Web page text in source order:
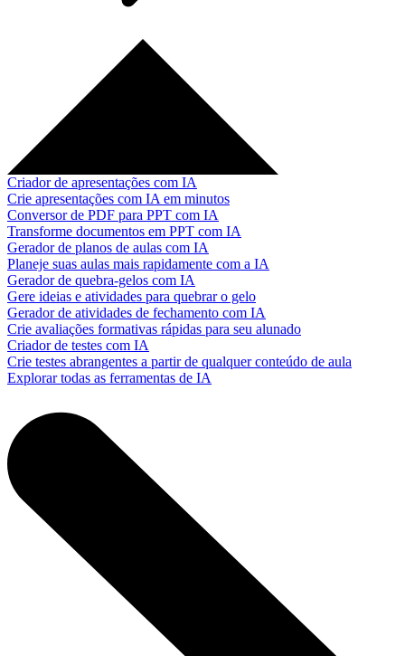
Criador de apresentações com IA
Crie apresentações com IA em minutos
Conversor de PDF para PPT com IA
Transforme documentos em PPT com IA
Gerador de planos de aulas com IA
Planeje suas aulas mais rapidamente com a IA
Gerador de quebra-gelos com IA
Gere ideias e atividades para quebrar o gelo
Gerador de atividades de fechamento com IA
Crie avaliações formativas rápidas para seu alunado
Criador de testes com IA
Crie testes abrangentes a partir de qualquer conteúdo de aula
Explorar todas as ferramentas de IA